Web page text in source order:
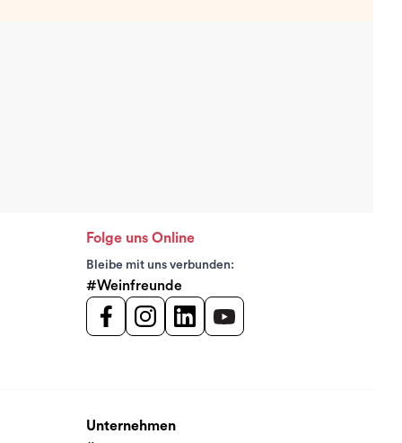
Folge uns Online
Bleibe mit uns verbunden:
#Weinfreunde
Unternehmen